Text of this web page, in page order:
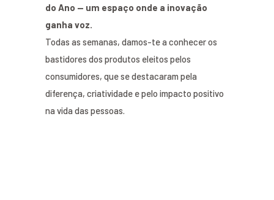
do Ano — um espaço onde a inovação
ganha voz.
Todas as semanas, damos-te a conhecer os
bastidores dos produtos eleitos pelos
consumidores, que se destacaram pela
diferença, criatividade e pelo impacto positivo
na vida das pessoas.